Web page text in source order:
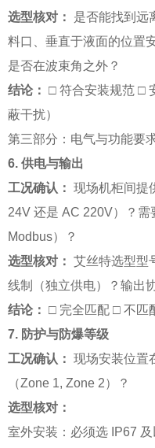
选型核对：
是否能找到远
料口、垂直于液面的位置
是否在波束角之外？
结论： □ 符合安装规范 □
蔽干扰）
第三部分：电气与功能要
6. 供电与输出
工况确认： 现场机柜间提
24V 还是 AC 220V）？
Modbus）？
选型核对： 艾丝特选型型
线制（独立供电）？输出
结论： □ 完全匹配 □ 不匹
7. 防护与防爆等级
工况确认： 现场安装位置
（Zone 1, Zone 2）？
选型核对：
室外安装：必须选 IP67